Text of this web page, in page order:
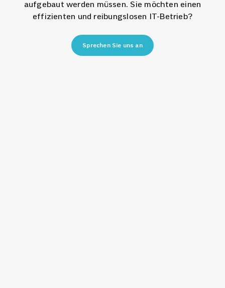
aufgebaut werden müssen. Sie möchten einen
effizienten und reibungslosen IT-Betrieb?
Sprechen Sie uns an